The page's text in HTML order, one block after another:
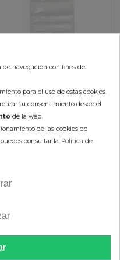
Fibra Escape FMF 2
30,69 €
(impuestos inc.)
AÑADIR AL CARRITO
-10%
de navegación con fines de
para el uso de estas cookies.
tu consentimiento desde el
de la web.
de las cookies de
consultar la Política de